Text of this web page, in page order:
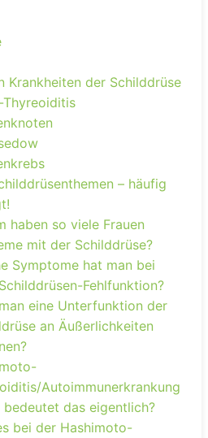
Krankheiten der Schilddrüse
– häufig
haben so viele Frauen
mit der Schilddrüse?
Symptome hat man bei
Fehlfunktion?
eine Unterfunktion der
an Äußerlichkeiten
Autoimmunerkrankung
bedeutet das eigentlich?
bei der Hashimoto-